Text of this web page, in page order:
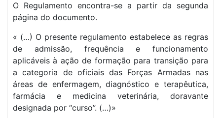
O Regulamento encontra-se a partir da segunda
página do documento.
« (…) O presente regulamento estabelece as regras
de admissão, frequência e funcionamento
aplicáveis à ação de formação para transição para
a categoria de oficiais das Forças Armadas nas
áreas de enfermagem, diagnóstico e terapêutica,
farmácia e medicina veterinária, doravante
designada por “curso”. (…)»